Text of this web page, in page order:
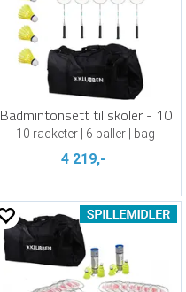
Badmintonsett til skoler - 10
10 racketer | 6 baller | bag
4 219,-